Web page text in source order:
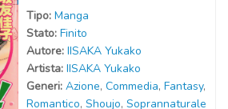
Tipo: Manga
Stato: Finito
Autore: IISAKA Yukako
Artista: IISAKA Yukako
Generi: Azione, Commedia, Fantasy,
Romantico, Shoujo, Soprannaturale